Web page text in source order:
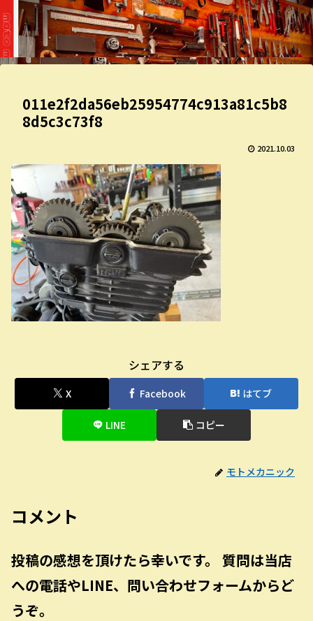
011e2f2da56eb25954774c913a81c5b8
8d5c3c73f8
2021.10.03
シェアする
X Facebook はてブ
LINE コピー
モトメカニック
コメント
投稿の感想を頂けたら幸いです。 質問は当店
への電話やLINE、問い合わせフォームからど
うぞ。